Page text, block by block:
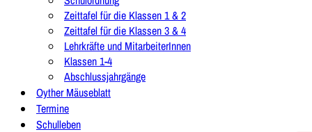
Zeittafel für die Klassen 1 & 2
Zeittafel für die Klassen 3 & 4
Lehrkräfte und MitarbeiterInnen
Klassen 1-4
Abschlussjahrgänge
Oyther Mäuseblatt
Termine
Schulleben